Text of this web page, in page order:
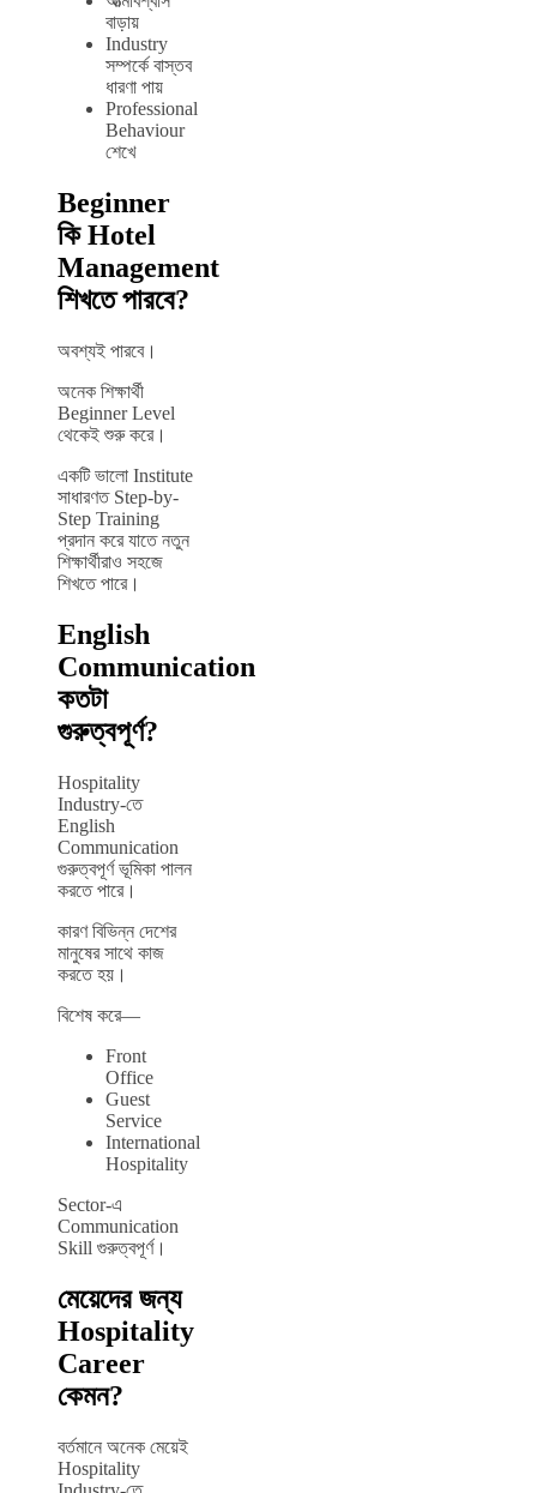
বাড়ায়
Industry
সম্পর্কে বাস্তব
ধারণা পায়
Professional
Behaviour
শেখে
Beginner
কি Hotel
Management
শিখতে পারবে?
অবশ্যই পারবে।
অনেক শিক্ষার্থী
Beginner Level
থেকেই শুরু করে।
একটি ভালো Institute
সাধারণত Step-by-
Step Training
প্রদান করে যাতে নতুন
শিক্ষার্থীরাও সহজে
শিখতে পারে।
English
Communication
কতটা
গুরুত্বপূর্ণ?
Hospitality
Industry-তে
English
Communication
গুরুত্বপূর্ণ ভূমিকা পালন
করতে পারে।
কারণ বিভিন্ন দেশের
মানুষের সাথে কাজ
করতে হয়।
বিশেষ করে—
Front
Office
Guest
Service
International
Hospitality
Sector-এ
Communication
Skill গুরুত্বপূর্ণ।
মেয়েদের জন্য
Hospitality
Career
কেমন?
বর্তমানে অনেক মেয়েই
Hospitality